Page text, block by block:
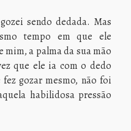
sendo dedada. Mas
tempo em que ele
a palma da sua mão
que ele ia com o dedo
gozar mesmo, não foi
habilidosa pressão